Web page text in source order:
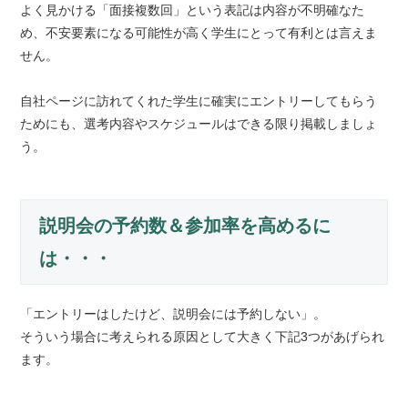
よく見かける「面接複数回」という表記は内容が不明確なた
め、不安要素になる可能性が高く学生にとって有利とは言えま
せん。
自社ページに訪れてくれた学生に確実にエントリーしてもらう
ためにも、選考内容やスケジュールはできる限り掲載しましょ
う。
説明会の予約数＆参加率を高めるに
は・・・
「エントリーはしたけど、説明会には予約しない」。
そういう場合に考えられる原因として大きく下記3つがあげられ
ます。